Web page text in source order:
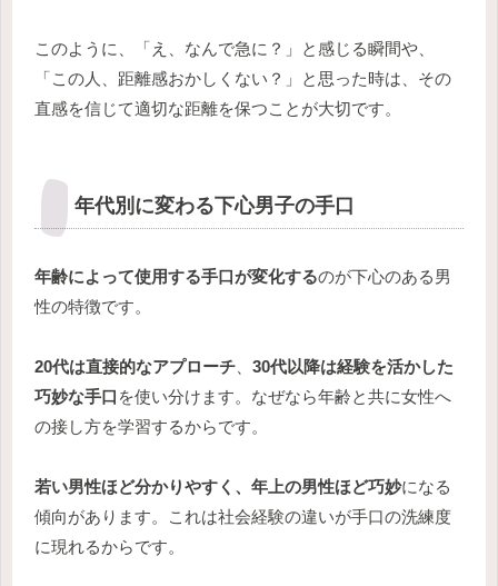
このように、「え、なんで急に？」と感じる瞬間や、
「この人、距離感おかしくない？」と思った時は、その
直感を信じて適切な距離を保つことが大切です。
年代別に変わる下心男子の手口
年齢によって使用する手口が変化するのが下心のある男
性の特徴です。
20代は直接的なアプローチ、 30代以降は経験を活かした
巧妙な手口 を使い分けます。なぜなら年齢と共に女性へ
の接し方を学習するからです。
若い男性ほど分かりやすく、年上の男性ほど巧妙になる
傾向があります。これは社会経験の違いが手口の洗練度
に現れるからです。